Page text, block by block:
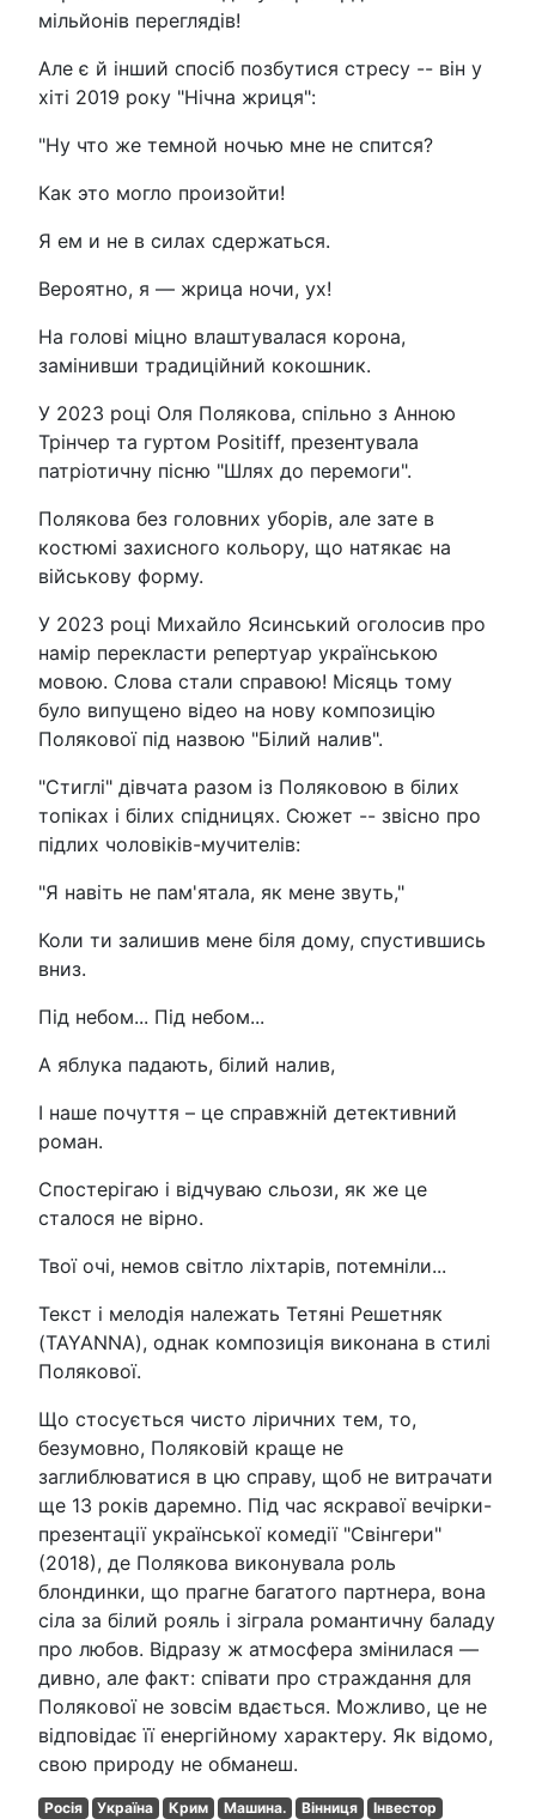
мільйонів переглядів!
Але є й інший спосіб позбутися стресу -- він у
хіті 2019 року "Нічна жриця":
"Ну что же темной ночью мне не спится?
Как это могло произойти!
Я ем и не в силах сдержаться.
Вероятно, я — жрица ночи, ух!
На голові міцно влаштувалася корона,
замінивши традиційний кокошник.
У 2023 році Оля Полякова, спільно з Анною
Трінчер та гуртом Positiff, презентувала
патріотичну пісню "Шлях до перемоги".
Полякова без головних уборів, але зате в
костюмі захисного кольору, що натякає на
військову форму.
У 2023 році Михайло Ясинський оголосив про
намір перекласти репертуар українською
мовою. Слова стали справою! Місяць тому
було випущено відео на нову композицію
Полякової під назвою "Білий налив".
"Стиглі" дівчата разом із Поляковою в білих
топіках і білих спідницях. Сюжет -- звісно про
підлих чоловіків-мучителів:
"Я навіть не пам'ятала, як мене звуть,"
Коли ти залишив мене біля дому, спустившись
вниз.
Під небом... Під небом...
А яблука падають, білий налив,
І наше почуття – це справжній детективний
роман.
Спостерігаю і відчуваю сльози, як же це
сталося не вірно.
Твої очі, немов світло ліхтарів, потемніли...
Текст і мелодія належать Тетяні Решетняк
(TAYANNA), однак композиція виконана в стилі
Полякової.
Що стосується чисто ліричних тем, то,
безумовно, Поляковій краще не
заглиблюватися в цю справу, щоб не витрачати
ще 13 років даремно. Під час яскравої вечірки-
презентації української комедії "Свінгери"
(2018), де Полякова виконувала роль
блондинки, що прагне багатого партнера, вона
сіла за білий рояль і зіграла романтичну баладу
про любов. Відразу ж атмосфера змінилася —
дивно, але факт: співати про страждання для
Полякової не зовсім вдається. Можливо, це не
відповідає її енергійному характеру. Як відомо,
свою природу не обманеш.
Росія Україна Крим Машина. Вінниця Інвестор